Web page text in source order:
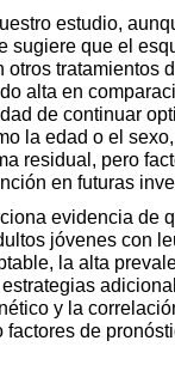
estudio,
sugiere que el
tratamientos
alta en
de continuar
la edad o el
residual, pero
en futuras
evidencia de
jóvenes con
la alta
y la
de